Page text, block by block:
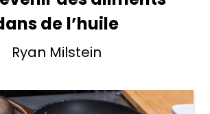
de l’huile
Ryan Milstein